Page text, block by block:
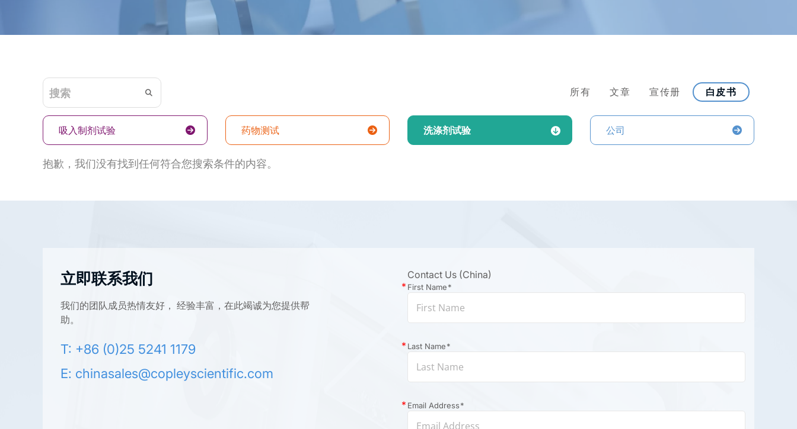
所有 文章 宣传册 白皮书
吸入制剂试验 药物测试 洗涤剂试验 公司
抱歉，我们没有找到任何符合您搜索条件的内容。
立即联系我们
我们的团队成员热情友好， 经验丰富，在此竭诚为您提供帮
助。
T: +86 (0)25 5241 1179
E: chinasales@copleyscientific.com
Contact Us (China)
First Name*
Last Name*
Email Address*